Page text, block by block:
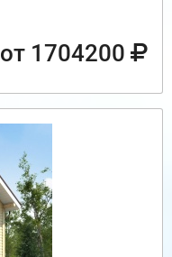
от 1704200